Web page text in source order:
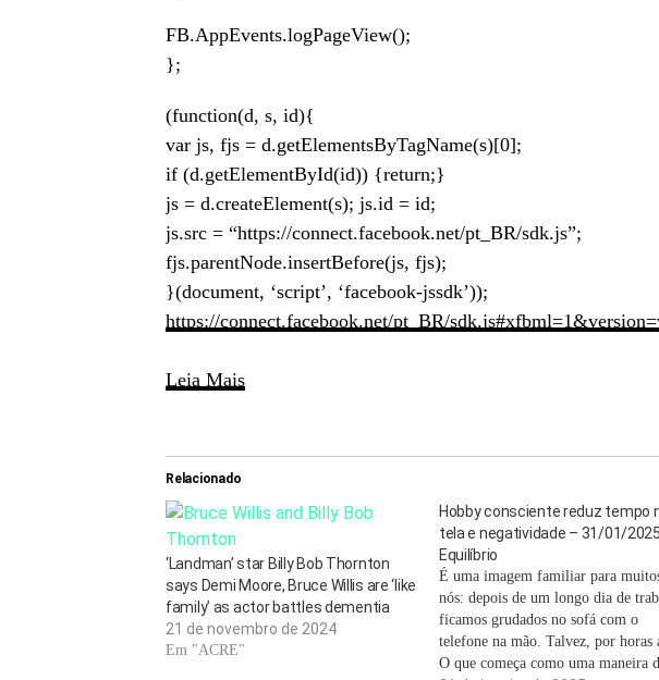
FB.AppEvents.logPageView();
};
(function(d, s, id){
var js, fjs = d.getElementsByTagName(s)[0];
if (d.getElementById(id)) {return;}
js = d.createElement(s); js.id = id;
js.src = “https://connect.facebook.net/pt_BR/sdk.js”;
fjs.parentNode.insertBefore(js, fjs);
}(document, ‘script’, ‘facebook-jssdk’));
https://connect.facebook.net/pt_BR/
Leia Mais
Relacionado
‘Landman’ star Billy Bob Thornton
says Demi Moore, Bruce Willis are ‘like
family’ as actor battles dementia
21 de novembro de 2024
Em "ACRE"
Hobby consciente reduz tempo
tela e negatividade – 31/01/
Equilíbrio
É uma imagem familiar para
nós: depois de um longo dia de
ficamos grudados no sofá com o
telefone na mão. Talvez, por horas
O que começa como uma maneira